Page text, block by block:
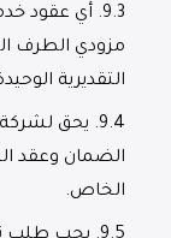
9.3. أي عقود
مزودي الطرف
التقديرية
9.4. يحق لشركة
الضمان وعقد
الخاص.